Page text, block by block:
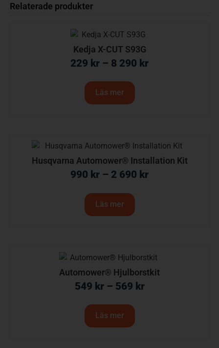
Relaterade produkter
Kedja X-CUT S93G
229 kr – 8 290 kr
Läs mer
Husqvarna Automower® Installation Kit
990 kr – 2 690 kr
Läs mer
Automower® Hjulborstkit
549 kr – 569 kr
Läs mer